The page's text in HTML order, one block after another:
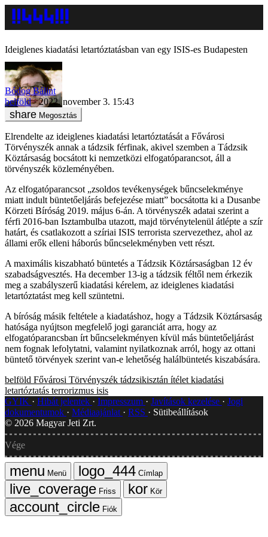
Ideiglenes kiadatási letartóztatásban van egy ISIS-es Budapesten
Bódog Bálint
belföld
2022. november 3. 15:43
Megosztás
Elrendelte az ideiglenes kiadatási letartóztatását a Fővárosi
Törvényszék annak a tádzsik férfinak, akivel szemben a Tádzsik
Köztársaság bocsátott ki nemzetközi elfogatóparancsot, áll a
törvényszék közleményében.
Az elfogatóparancsot „zsoldos tevékenységek bűncselekménye
miatt indult büntetőeljárás befejezése miatt” bocsátotta ki a Dusanbe
Körzeti Bíróság 2019. május 6-án. A törvényszék adatai szerint a
férfi 2016-ban Isztambulba utazott, majd törvénytelenül átlépte a szír
határt, és csatlakozott a szíriai ISIS terrorista szervezethez, ahol az
állami erők elleni háborús bűncselekményben vett részt.
A maximális kiszabható büntetés a Tádzsik Köztársaságban 12 év
szabadságvesztés. Ha december 13-ig a tádzsik féltől nem érkezik
meg a szabályszerű kiadatási kérelem, az ideiglenes kiadatási
letartóztatást meg kell szüntetni.
A bíróság másik feltétele a kiadatáshoz, hogy a Tádzsik Köztársaság
hatósága nyújtson megfelelő jogi garanciát arra, hogy az
elfogatóparancsban írt bűncselekményen kívül más büntetőeljárást
nem fognak lefolytatni, valamint nyilatkoznak arról, hogy az ottani
büntető törvények szerint van-e lehetőség halálbüntetés kiszabására.
belföld Fővárosi Törvényszék tádzsikisztán ítélet kiadatási
letartóztatás terrorizmus isis
GYIK
Hibát jelentek Impresszum Javítások kezelése
Jogi
dokumentumok
Médiaajánlat RSS
Sütibeállítások
© 2026 Magyar Jeti Zrt.
Vége
Menü
Címlap
Friss
Kör
Fiók